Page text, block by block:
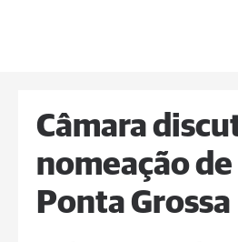
Câmara
nomeação de
Ponta Grossa